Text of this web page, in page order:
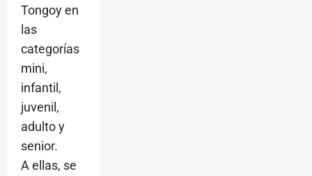
Tongoy en
las
categorías
mini,
infantil,
juvenil,
adulto y
senior.
A ellas, se